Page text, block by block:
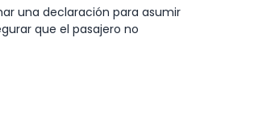
una declaración para asumir
que el pasajero no